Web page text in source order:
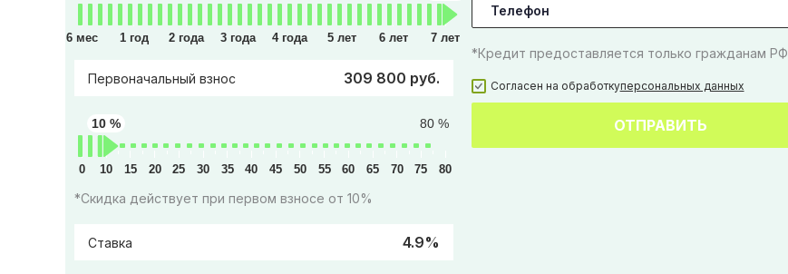
6 мес 1 год 2 года 3 года 4 года 5 лет 6 лет 7 лет
Первоначальный взнос 309 800 руб.
80 %
10 %
0 10 15 20 25 30 35 40 45 50 55 60 65 70 75 80
*Скидка действует при первом взносе от 10%
Ставка 4.9%
*Кредит предоставляется только гражданам РФ
Согласен на обработкуперсональных данных
ОТПРАВИТЬ